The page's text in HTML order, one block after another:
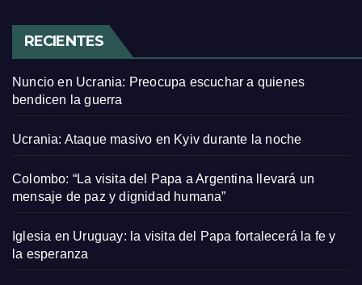
RECIENTES
Nuncio en Ucrania: Preocupa escuchar a quienes
bendicen la guerra
Ucrania: Ataque masivo en Kyiv durante la noche
Colombo: “La visita del Papa a Argentina llevará un
mensaje de paz y dignidad humana”
Iglesia en Uruguay: la visita del Papa fortalecerá la fe y
la esperanza